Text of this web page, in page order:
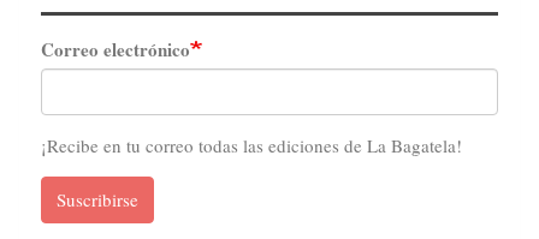
Correo electrónico
¡Recibe en tu correo todas las ediciones de La Bagatela!
Suscribirse